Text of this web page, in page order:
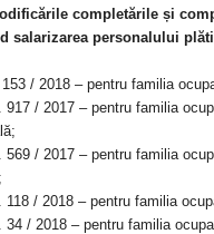
completările și
salarizarea personalului
/ 2018 – pentru familia
917 / 2017 – pentru familia
569 / 2017 – pentru familia
118 / 2018 – pentru familia
34 / 2018 – pentru familia